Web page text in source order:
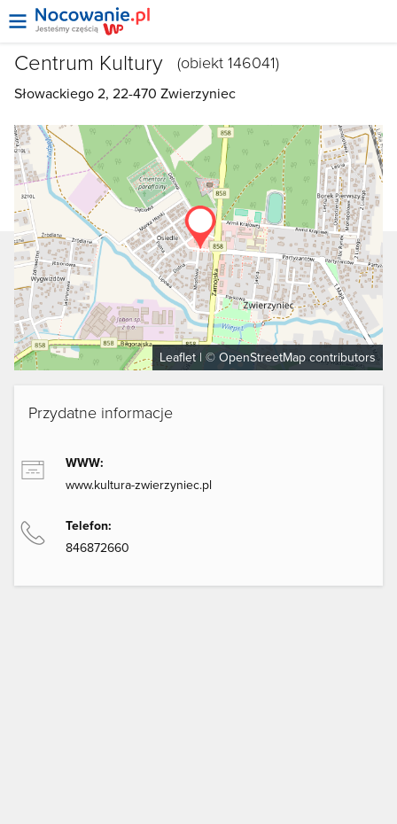
Centrum Kultury (obiekt 146041)
Słowackiego 2, 22-470 Zwierzyniec
Leaflet | © OpenStreetMapcontributors
Przydatne informacje
WWW:
www.kultura-zwierzyniec.pl
Telefon:
846872660